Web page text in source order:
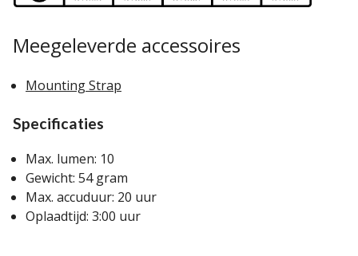
Meegeleverde accessoires
Mounting Strap
Specificaties
Max. lumen: 10
Gewicht: 54 gram
Max. accuduur: 20 uur
Oplaadtijd: 3:00 uur